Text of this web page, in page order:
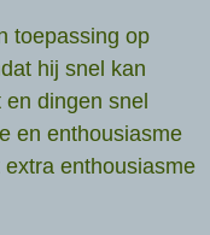
toepassing op
hij snel kan
dingen snel
en enthousiasme
enthousiasme